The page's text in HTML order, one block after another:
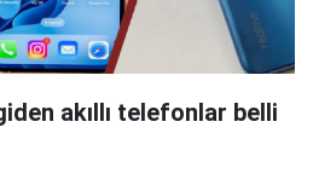
akıllı telefonlar belli